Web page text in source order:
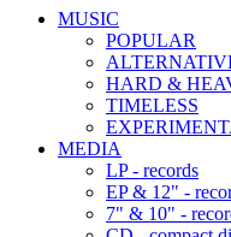
MUSIC
POPULAR
HARD &
TIMELESS
MEDIA
LP - records
EP & 12" -
7" & 10" -